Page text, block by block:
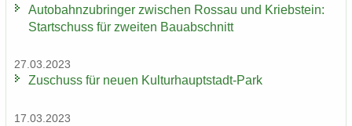
Au­to­bahn­zu­brin­ger zwi­schen Ros­sau und Krieb­stein:
Start­schuss für zwei­ten Bau­ab­schnitt
27.03.2023
Zu­schuss für neuen Kulturhauptstadt-​Park
17.03.2023